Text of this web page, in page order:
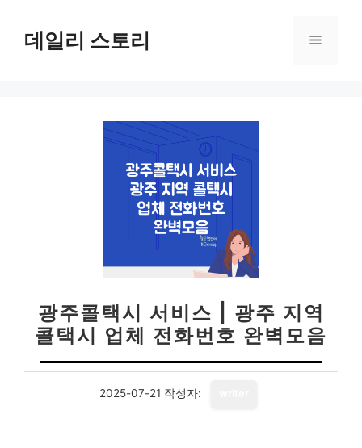
데일리 스토리 메
광주콜택시 서비스 | 광주 지역
콜택시 업체 전화번호 완벽모음
2025-07-21 작성자: